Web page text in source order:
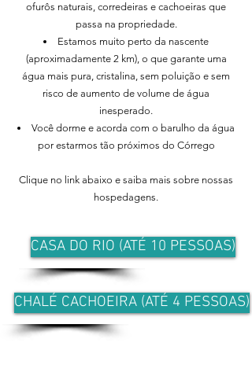
ofurôs naturais, corredeiras e cachoeiras que
passa na propriedade.
Estamos muito perto da nascente
(aproximadamente 2 km), o que garante uma
água mais pura, cristalina, sem poluição e sem
risco de aumento de volume de água
inesperado.
Você dorme e acorda com o barulho da água
por estarmos tão próximos do Córrego
Clique no link abaixo e saiba mais sobre nossas
hospedagens.
CASA DO RIO (ATÉ 10 PESSOAS)
CHALÉ CACHOEIRA (ATÉ 4 PESSOAS)